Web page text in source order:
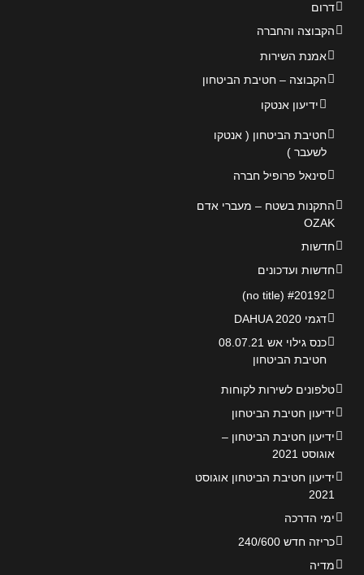
דרום
הקבוצה והחברה
אמנת השירות
הקבוצה – חטיבת הביטחון
ידיעון אנטקו
חטיבת הביטחון ( אנטקו
לשעבר )
סינאל פרופיל חברה
התקנות בשטח – מעברי אדם
OZAK
חדשות
חדשות ועדכונים
#20192 (no title)
דגמי DAHUA 2020
כנס גילוי אש 08.07.21
חטיבת הביטחון
טלפונים לשירות לקוחות
ידיעון חטיבת הביטחון
ידיעון חטיבת הביטחון –
אוגוסט 2021
ידיעון חטיבת הביטחון אוגוסט
2021
ימי הדרכה
כריזה חדש 240/600
מדיה